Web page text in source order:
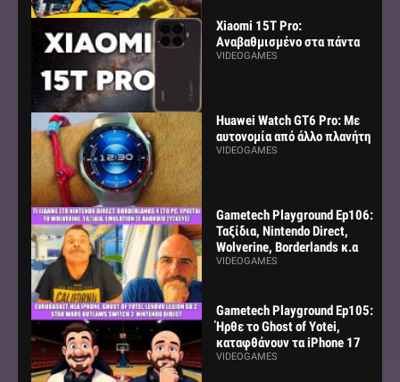
Xiaomi 15T Pro:
Αναβαθμισμένο στα πάντα
VIDEOGAMES
Huawei Watch GT6 Pro: Με
αυτονομία από άλλο πλανήτη
VIDEOGAMES
Gametech Playground Ep106:
Ταξίδια, Nintendo Direct,
Wolverine, Borderlands κ.α
VIDEOGAMES
Gametech Playground Ep105:
Ήρθε το Ghost of Yotei,
καταφθάνουν τα iPhone 17
VIDEOGAMES